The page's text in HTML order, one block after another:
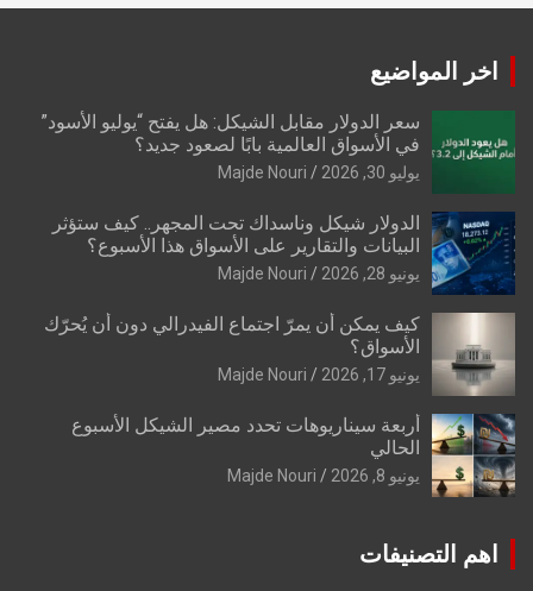
اخر المواضيع
سعر الدولار مقابل الشيكل: هل يفتح “يوليو الأسود”
في الأسواق العالمية بابًا لصعود جديد؟
يوليو 30, 2026 Majde Nouri
الدولار شيكل وناسداك تحت المجهر.. كيف ستؤثر
البيانات والتقارير على الأسواق هذا الأسبوع؟
يونيو 28, 2026 Majde Nouri
كيف يمكن أن يمرّ اجتماع الفيدرالي دون أن يُحرّك
الأسواق؟
يونيو 17, 2026 Majde Nouri
أربعة سيناريوهات تحدد مصير الشيكل الأسبوع
الحالي
يونيو 8, 2026 Majde Nouri
اهم التصنيفات